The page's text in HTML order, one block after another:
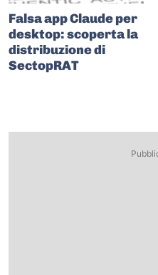
Falsa app Claude per
desktop: scoperta la
distribuzione di
SectopRAT